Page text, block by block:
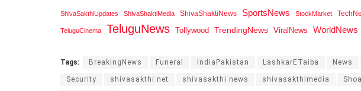
ShivaSakthiUpdates ShivaShaktiMedia ShivaShaktiNews SportsNews StockMarket
TeluguCinema TeluguNews Tollywood TrendingNews ViralNews WorldNews
Tags: BreakingNews Funeral IndiaPakistan LashkarETaiba News
Security shivasakthi net shivasakthi news shivasakthimedia